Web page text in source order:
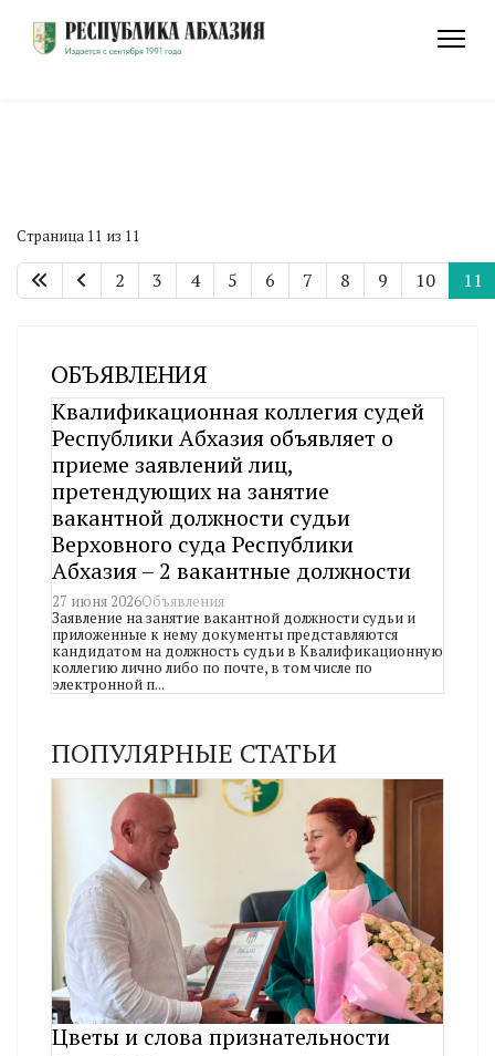
Страница 11 из 11
2 3 4 5 6 7 8 9 10 11
ОБЪЯВЛЕНИЯ
Квалификационная коллегия судей
Республики Абхазия объявляет о
приеме заявлений лиц,
претендующих на занятие
вакантной должности судьи
Верховного суда Республики
Абхазия – 2 вакантные должности
27 июня 2026Объявления
Заявление на занятие вакантной должности судьи и
приложенные к нему документы представляются
кандидатом на должность судьи в Квалификационную
коллегию лично либо по почте, в том числе по
электронной п...
ПОПУЛЯРНЫЕ СТАТЬИ
Цветы и слова признательности